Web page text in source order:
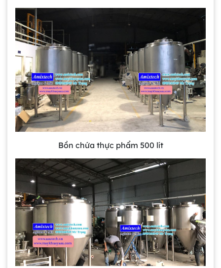
Bồn chứa thực phẩm 500 lít